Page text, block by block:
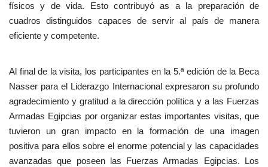
físicos y de vida. Esto contribuyó as a la preparación de
cuadros distinguidos capaces de servir al país de manera
eficiente y competente.
Al final de la visita, los participantes en la 5.ª edición de la Beca
Nasser para el Liderazgo Internacional expresaron su profundo
agradecimiento y gratitud a la dirección política y a las Fuerzas
Armadas Egipcias por organizar estas importantes visitas, que
tuvieron un gran impacto en la formación de una imagen
positiva para ellos sobre el enorme potencial y las capacidades
avanzadas que poseen las Fuerzas Armadas Egipcias. Los